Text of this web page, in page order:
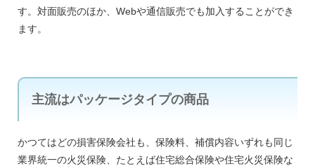
す。対面販売のほか、Webや通信販売でも加入することができ
ます。
主流はパッケージタイプの商品
かつてはどの損害保険会社も、保険料、補償内容いずれも同じ
業界統一の火災保険、たとえば住宅総合保険や住宅火災保険な